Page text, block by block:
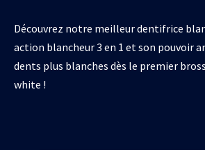
Découvrez notre meilleur dentifrice
action blancheur 3 en 1 et son pouvoir
dents plus blanches dès le premier
white !